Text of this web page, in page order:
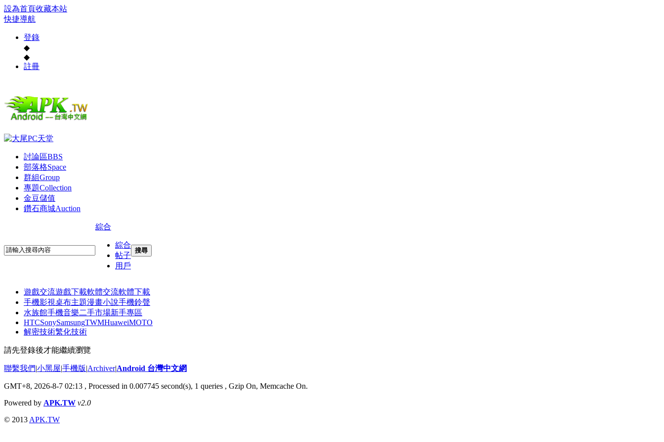
設為首頁收藏本站
快捷導航
登錄
◆
◆
註冊
討論區BBS
部落格Space
群組Group
專題Collection
金豆儲值
鑽石商城Auction
綜合
綜合
帖子
用戶
搜尋
遊戲交流遊戲下載軟體交流軟體下載
手機影視桌布主題漫畫小說手機鈴聲
水族館手機音樂二手市場新手專區
HTCSonySamsungTWMHuaweiMOTO
解密技術繁化技術
請先登錄後才能繼續瀏覽
聯繫我們|小黑屋|手機版|Archiver|Android 台灣中文網
GMT+8, 2026-8-7 02:13 , Processed in 0.007745 second(s), 1 queries , Gzip On, Memcache On.
Powered by APK.TW v2.0
© 2013 APK.TW